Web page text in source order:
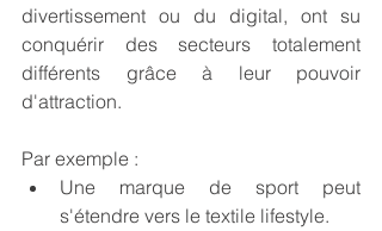
divertissement ou du digital, ont su
conquérir des secteurs totalement
différents grâce à leur pouvoir
d'attraction.
Par exemple :
Une marque de sport peut
s'étendre vers le textile lifestyle.